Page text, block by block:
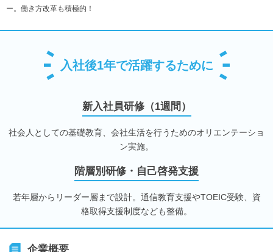
ー。働き方改革も積極的！
入社後1年で活躍するために
新入社員研修（1週間）
社会人としての基礎教育、会社生活を行うためのオリエンテーショ
ン実施。
階層別研修・自己啓発支援
若年層からリーダー層まで設計。通信教育支援やTOEIC受験、資
格取得支援制度なども整備。
企業概要